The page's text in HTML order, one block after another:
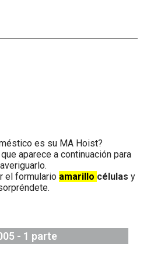
es su MA Hoist?
aparece a continuación para
averiguarlo.
el formulario amarillo células y
- 1 parte